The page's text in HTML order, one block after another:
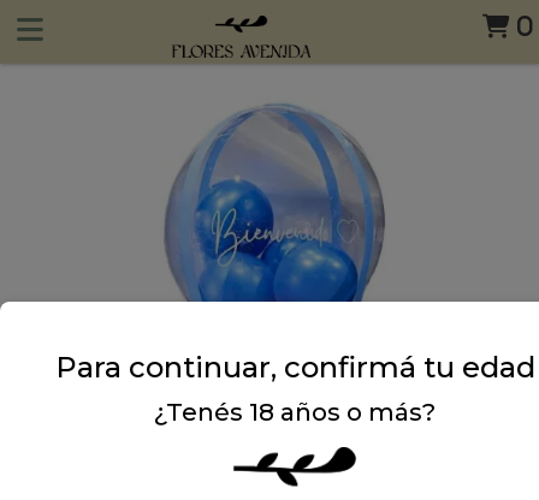
0
Para continuar, confirmá tu edad
¿Tenés 18 años o más?